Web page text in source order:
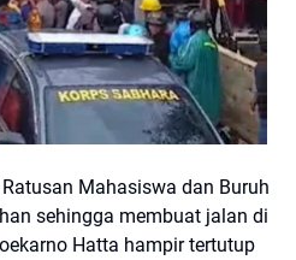
Mahasiswa dan Buruh
sehingga membuat jalan di
Hatta hampir tertutup